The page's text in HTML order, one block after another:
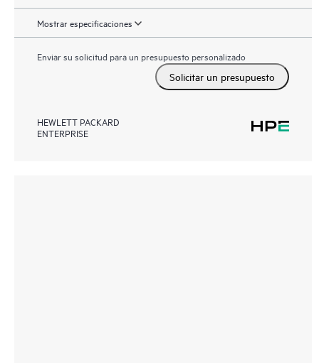
Mostrar especificaciones
Enviar su solicitud para un presupuesto personalizado
Solicitar un presupuesto
HEWLETT PACKARD
ENTERPRISE